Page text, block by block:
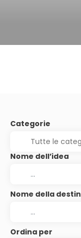
Categorie
Nome dell’idea
Nome della
Ordina per